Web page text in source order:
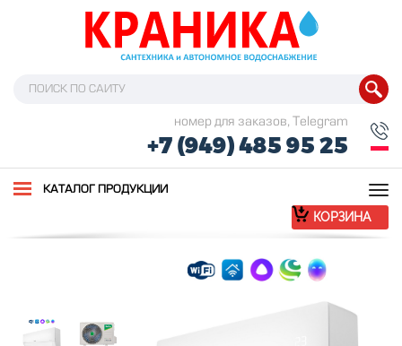
номер для заказов, Telegram
+7 (949) 485 95 25
КАТАЛОГ ПРОДУКЦИИ
КОРЗИНА